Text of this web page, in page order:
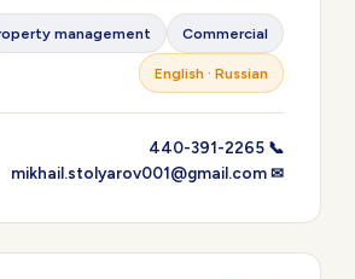
Commercial
Property management
English · Russian